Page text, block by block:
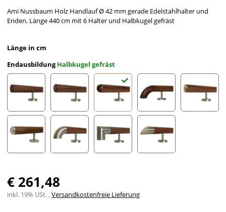
Ami Nussbaum Holz Handlauf Ø 42 mm gerade Edelstahlhalter und
Enden, Länge 440 cm mit 6 Halter und Halbkugel gefräst
Länge in cm
EndausbildungHalbkugel gefräst
gefast Radius gefrästHalbkugel gefrästHolzkrümmling
€ 261,48
inkl. 19% USt. ,Versandkostenfreie Lieferung